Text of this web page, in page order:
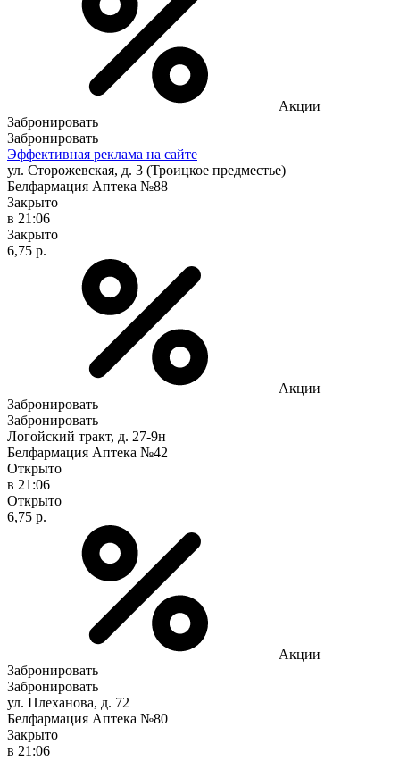
Акции
Забронировать
Забронировать
Эффективная реклама на сайте
ул. Сторожевская, д. 3 (Троицкое предместье)
Белфармация Аптека №88
Закрыто
в 21:06
Закрыто
6,75 р.
Акции
Забронировать
Забронировать
Логойский тракт, д. 27-9н
Белфармация Аптека №42
Открыто
в 21:06
Открыто
6,75 р.
Акции
Забронировать
Забронировать
ул. Плеханова, д. 72
Белфармация Аптека №80
Закрыто
в 21:06